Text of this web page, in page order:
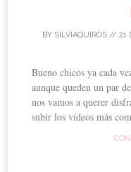
BY SILVIAQUIROS// 21
Bueno chicos ya cada
aunque queden un par
nos vamos a querer
subir los vídeos más